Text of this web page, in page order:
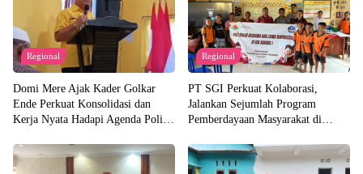
Regional
Domi Mere Ajak Kader Golkar
Ende Perkuat Konsolidasi dan
Kerja Nyata Hadapi Agenda Politik
Regional
PT SGI Perkuat Kolaborasi,
Jalankan Sejumlah Program
Pemberdayaan Masyarakat di